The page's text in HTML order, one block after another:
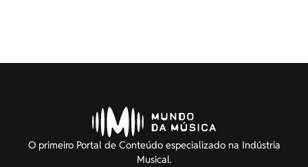
O primeiro Portal de Conteúdo especializado na Indústria
Musical.